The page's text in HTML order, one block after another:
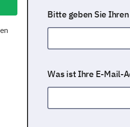
Bitte geben Sie
Was ist Ihre E-Mail-